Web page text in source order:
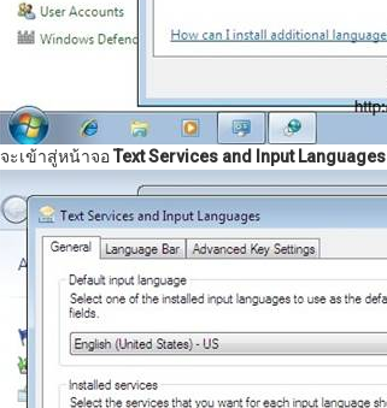
จะเข้าสู่หน้าจอText Services and Input Languages